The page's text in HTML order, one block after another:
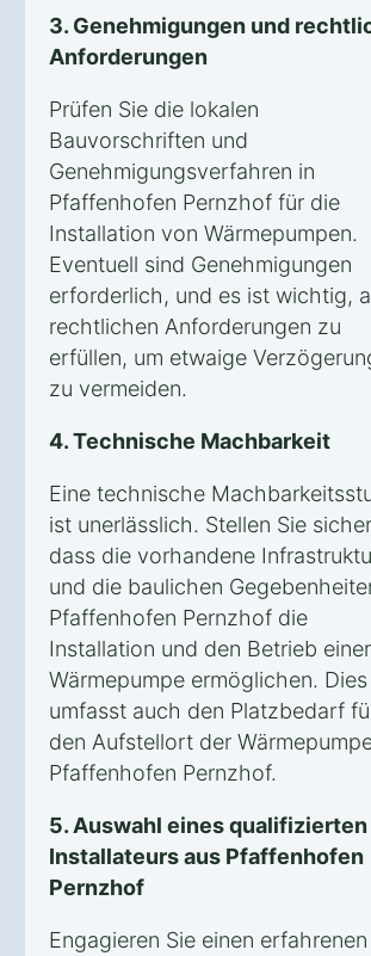
3. Genehmigungen und
Anforderungen
Prüfen Sie die lokalen
Bauvorschriften und
Genehmigungsverfahren in
Pfaffenhofen Pernzhof für die
Installation von Wärmepumpen.
Eventuell sind Genehmigungen
erforderlich, und es ist wichtig,
rechtlichen Anforderungen zu
erfüllen, um etwaige
zu vermeiden.
4. Technische Machbarkeit
Eine technische
ist unerlässlich. Stellen Sie
dass die vorhandene
und die baulichen
Pfaffenhofen Pernzhof die
Installation und den Betrieb einer
Wärmepumpe ermöglichen. Dies
umfasst auch den Platzbedarf
den Aufstellort der
Pfaffenhofen Pernzhof.
5. Auswahl eines qualifizierten
Installateurs aus Pfaffenhofen
Pernzhof
Engagieren Sie einen erfahrenen